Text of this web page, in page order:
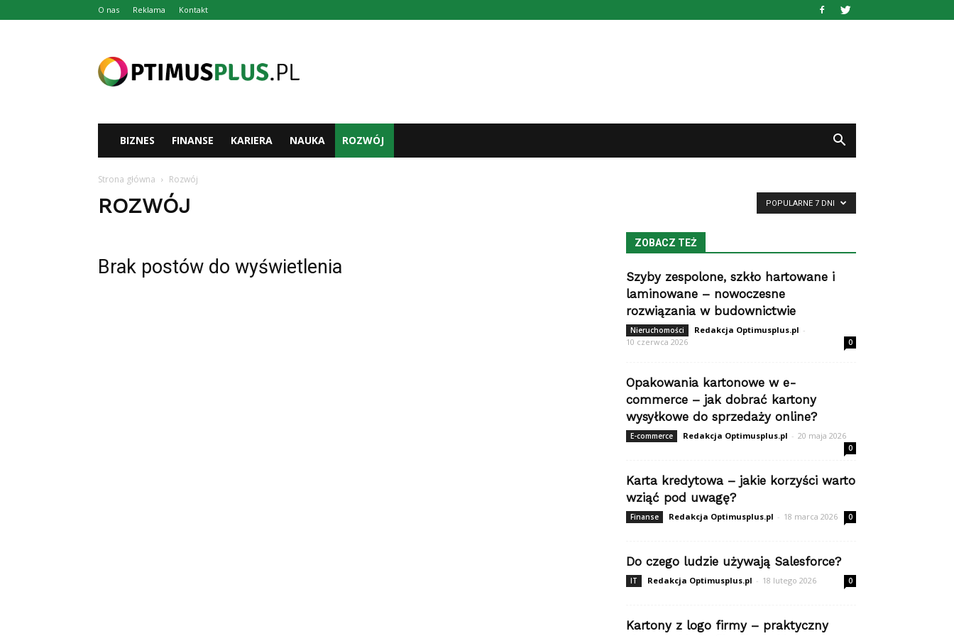
O nas Reklama Kontakt
BIZNES FINANSE KARIERA NAUKA ROZWÓJ
Strona główna Rozwój
ROZWÓJ POPULARNE 7 DNI
Brak postów do wyświetlenia
ZOBACZ TEŻ
Szyby zespolone, szkło hartowane i
laminowane – nowoczesne
rozwiązania w budownictwie
Nieruchomości Redakcja Optimusplus.pl -
10 czerwca 2026
0
Opakowania kartonowe w e-
commerce – jak dobrać kartony
wysyłkowe do sprzedaży online?
E-commerce Redakcja Optimusplus.pl - 20 maja 2026
0
Karta kredytowa – jakie korzyści warto
wziąć pod uwagę?
Finanse Redakcja Optimusplus.pl - 18 marca 2026 0
Do czego ludzie używają Salesforce?
IT Redakcja Optimusplus.pl - 18 lutego 2026 0
Kartony z logo firmy – praktyczny